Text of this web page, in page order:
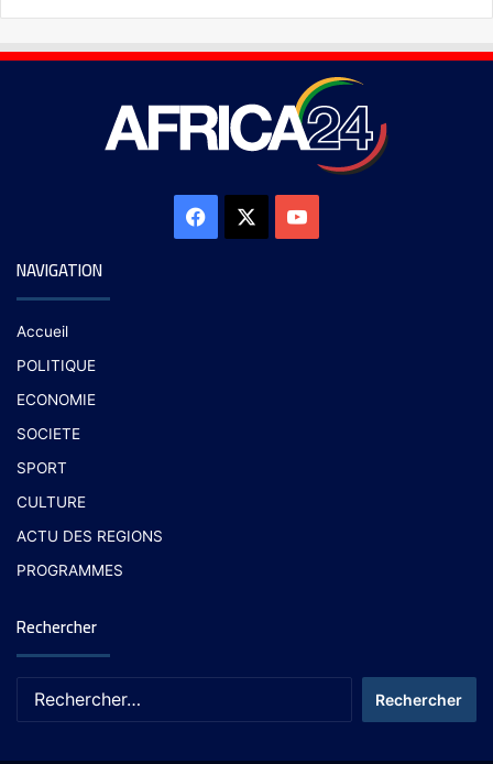
NAVIGATION
Accueil
POLITIQUE
ECONOMIE
SOCIETE
SPORT
CULTURE
ACTU DES REGIONS
PROGRAMMES
Rechercher